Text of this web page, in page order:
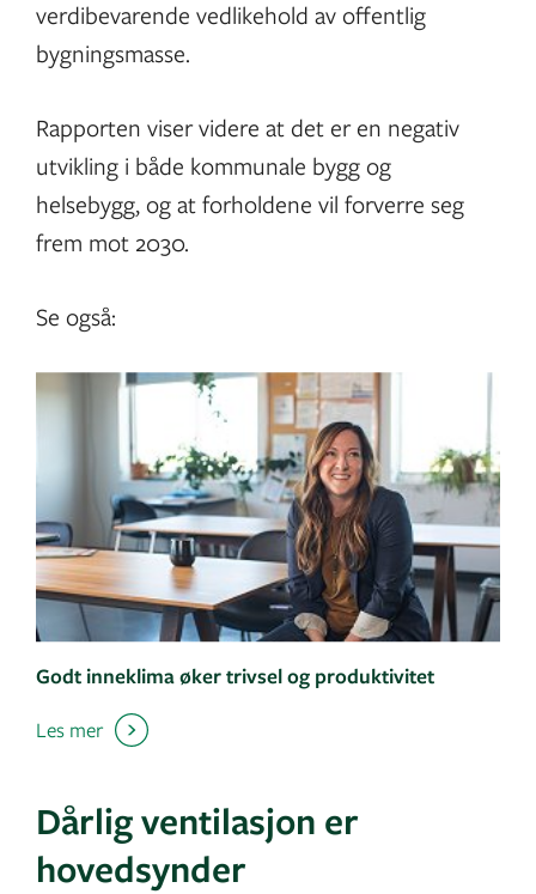
verdibevarende vedlikehold av offentlig
bygningsmasse.
Rapporten viser videre at det er en negativ
utvikling i både kommunale bygg og
helsebygg, og at forholdene vil forverre seg
frem mot 2030.
Se også:
Godt inneklima øker trivsel og produktivitet
Les mer
Dårlig ventilasjon er
hovedsynder